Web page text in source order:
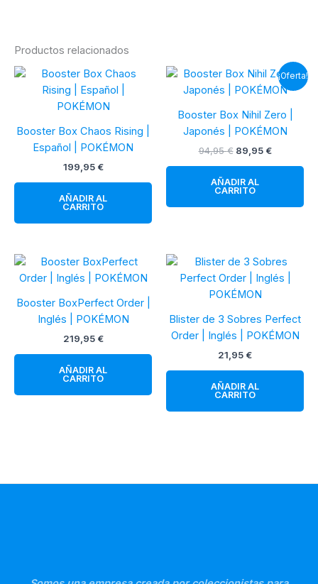
Productos relacionados
Booster Box Chaos Rising |
Español | POKÉMON
199,95 €
AÑADIR AL
CARRITO
¡Oferta!
Booster Box Nihil Zero |
Japonés | POKÉMON
94,95€ El
era:
89,95 €El
AÑADIR AL
CARRITO
Booster BoxPerfect Order |
Inglés | POKÉMON
219,95 €
AÑADIR AL
CARRITO
Blister de 3 Sobres Perfect
Order | Inglés | POKÉMON
21,95 €
AÑADIR AL
CARRITO